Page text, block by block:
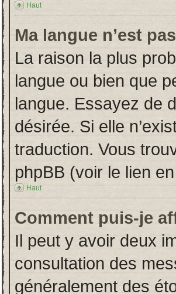
Haut
Ma langue n’est
La raison la plus
langue ou bien que
langue. Essayez de
désirée. Si elle
traduction. Vous
phpBB (voir le lien
Haut
Comment puis-je
Il peut y avoir deux
consultation des
généralement des